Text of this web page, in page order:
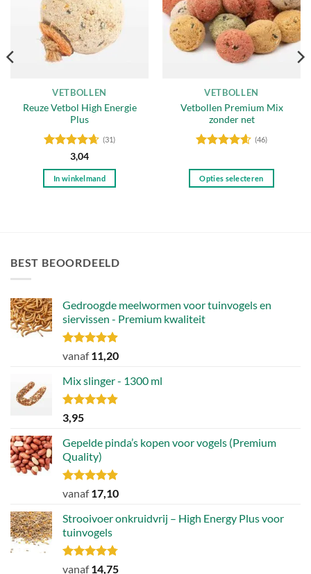
VETBOLLEN
Reuze Vetbol High Energie
Plus
Gewaardeerd
4.65uit 5
(31)
3,04
In winkelmand
VETBOLLEN
Vetbollen Premium Mix
zonder net
4.54uit 5
(46)
Opties selecteren
gekozen
BEST BEOORDEELD
Gedroogde meelwormen voor tuinvogels en
siervissen - Premium kwaliteit
Gewaardeerd
uit 5
vanaf11,20
Mix slinger - 1300 ml
Gewaardeerd
4.79
3,95
Gepelde pinda’s kopen voor vogels (Premium
Quality)
Gewaardeerd
uit 5
vanaf17,10
Strooivoer onkruidvrij – High Energy Plus voor
tuinvogels
Gewaardeerd
vanaf14,75